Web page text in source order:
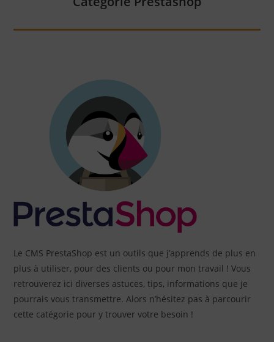
Le CMS PrestaShop est un outils que j’apprends de plus en
plus à utiliser, pour des clients ou pour mon travail ! Vous
retrouverez ici diverses astuces, tips, informations que je
pourrais vous transmettre. Alors n’hésitez pas à parcourir
cette catégorie pour y trouver votre besoin !